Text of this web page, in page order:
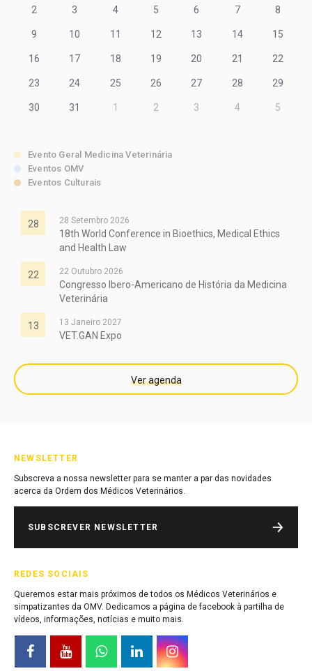
2 3 4 5 6 7 8
9 10 11 12 13 14 15
16 17 18 19 20 21 22
23 24 25 26 27 28 29
30 31 1 2 3 4 5
Evento Geral Medicina Veterinária
Eventos OMV
Eventos Culturais
28 28 Setembro 2026
18th World Conference in Bioethics, Medical Ethics
and Health Law
22 22 Outubro 2026
Congresso Ibero-Americano de História da Medicina
Veterinária
13 13 Janeiro 2027
VET.GAN Expo
Ver agenda
NEWSLETTER
Subscreva a nossa newsletter para se manter a par das novidades
acerca da Ordem dos Médicos Veterinários.
SUBSCREVER NEWSLETTER
REDES SOCIAIS
Queremos estar mais próximos de todos os Médicos Veterinários e
simpatizantes da OMV. Dedicamos a página de facebook à partilha de
vídeos, informações, notícias e muito mais.